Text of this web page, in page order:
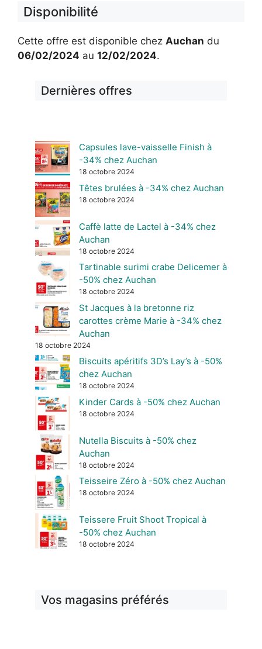
Disponibilité
Cette offre est disponible chez Auchan du
06/02/2024 au 12/02/2024.
Dernières offres
Capsules lave-vaisselle Finish à
-34% chez Auchan
18 octobre 2024
Têtes brulées à -34% chez Auchan
18 octobre 2024
Caffè latte de Lactel à -34% chez
Auchan
18 octobre 2024
Tartinable surimi crabe Delicemer à
-50% chez Auchan
18 octobre 2024
St Jacques à la bretonne riz
carottes crème Marie à -34% chez
Auchan
18 octobre 2024
Biscuits apéritifs 3D’s Lay’s à -50%
chez Auchan
18 octobre 2024
Kinder Cards à -50% chez Auchan
18 octobre 2024
Nutella Biscuits à -50% chez
Auchan
18 octobre 2024
Teisseire Zéro à -50% chez Auchan
18 octobre 2024
Teissere Fruit Shoot Tropical à
-50% chez Auchan
18 octobre 2024
Vos magasins préférés